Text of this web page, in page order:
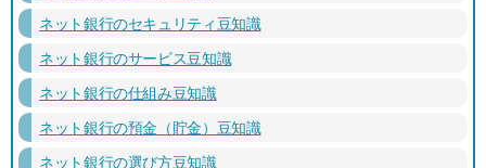
ネット銀行のセキュリティ豆知識
ネット銀行のサービス豆知識
ネット銀行の仕組み豆知識
ネット銀行の預金（貯金）豆知識
ネット銀行の選び方豆知識